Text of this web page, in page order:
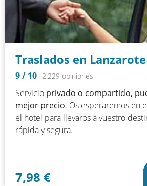
Traslados en Lanzarote
9/ 10 2.229 opiniones
Servicio privado o compartido,
mejor precio. Os esperaremos en
el hotel para llevaros a vuestro
rápida y segura.
7,98 €